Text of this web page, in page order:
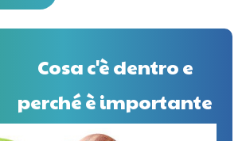
Cosa c'è dentro e
perché è importante